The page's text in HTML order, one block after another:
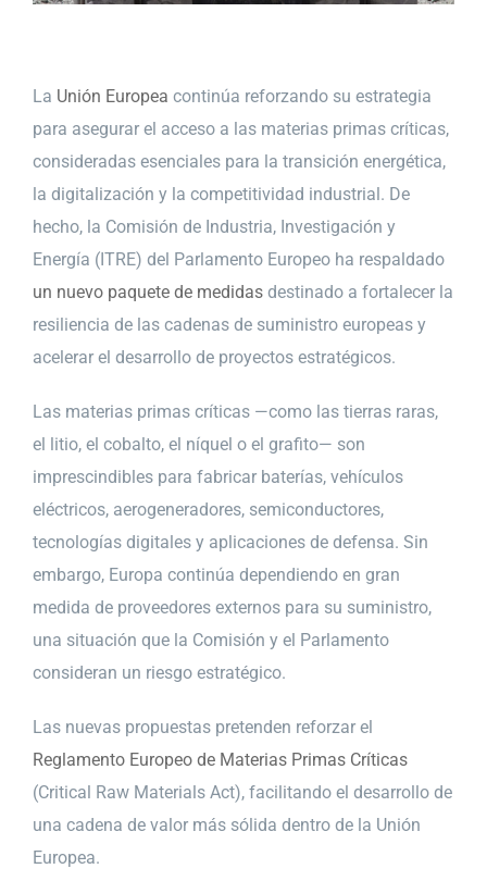
La Unión Europea continúa reforzando su estrategia
para asegurar el acceso a las materias primas críticas,
consideradas esenciales para la transición energética,
la digitalización y la competitividad industrial. De
hecho, la Comisión de Industria, Investigación y
Energía (ITRE) del Parlamento Europeo ha respaldado
un nuevo paquete de medidas destinado a fortalecer la
resiliencia de las cadenas de suministro europeas y
acelerar el desarrollo de proyectos estratégicos.
Las materias primas críticas —como las tierras raras,
el litio, el cobalto, el níquel o el grafito— son
imprescindibles para fabricar baterías, vehículos
eléctricos, aerogeneradores, semiconductores,
tecnologías digitales y aplicaciones de defensa. Sin
embargo, Europa continúa dependiendo en gran
medida de proveedores externos para su suministro,
una situación que la Comisión y el Parlamento
consideran un riesgo estratégico.
Las nuevas propuestas pretenden reforzar el
Reglamento Europeo de Materias Primas Críticas
(Critical Raw Materials Act), facilitando el desarrollo de
una cadena de valor más sólida dentro de la Unión
Europea.